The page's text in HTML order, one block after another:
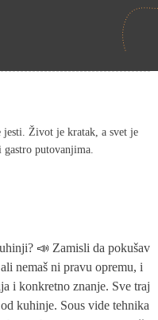
Život je kratak, a svet je
putovanjima.